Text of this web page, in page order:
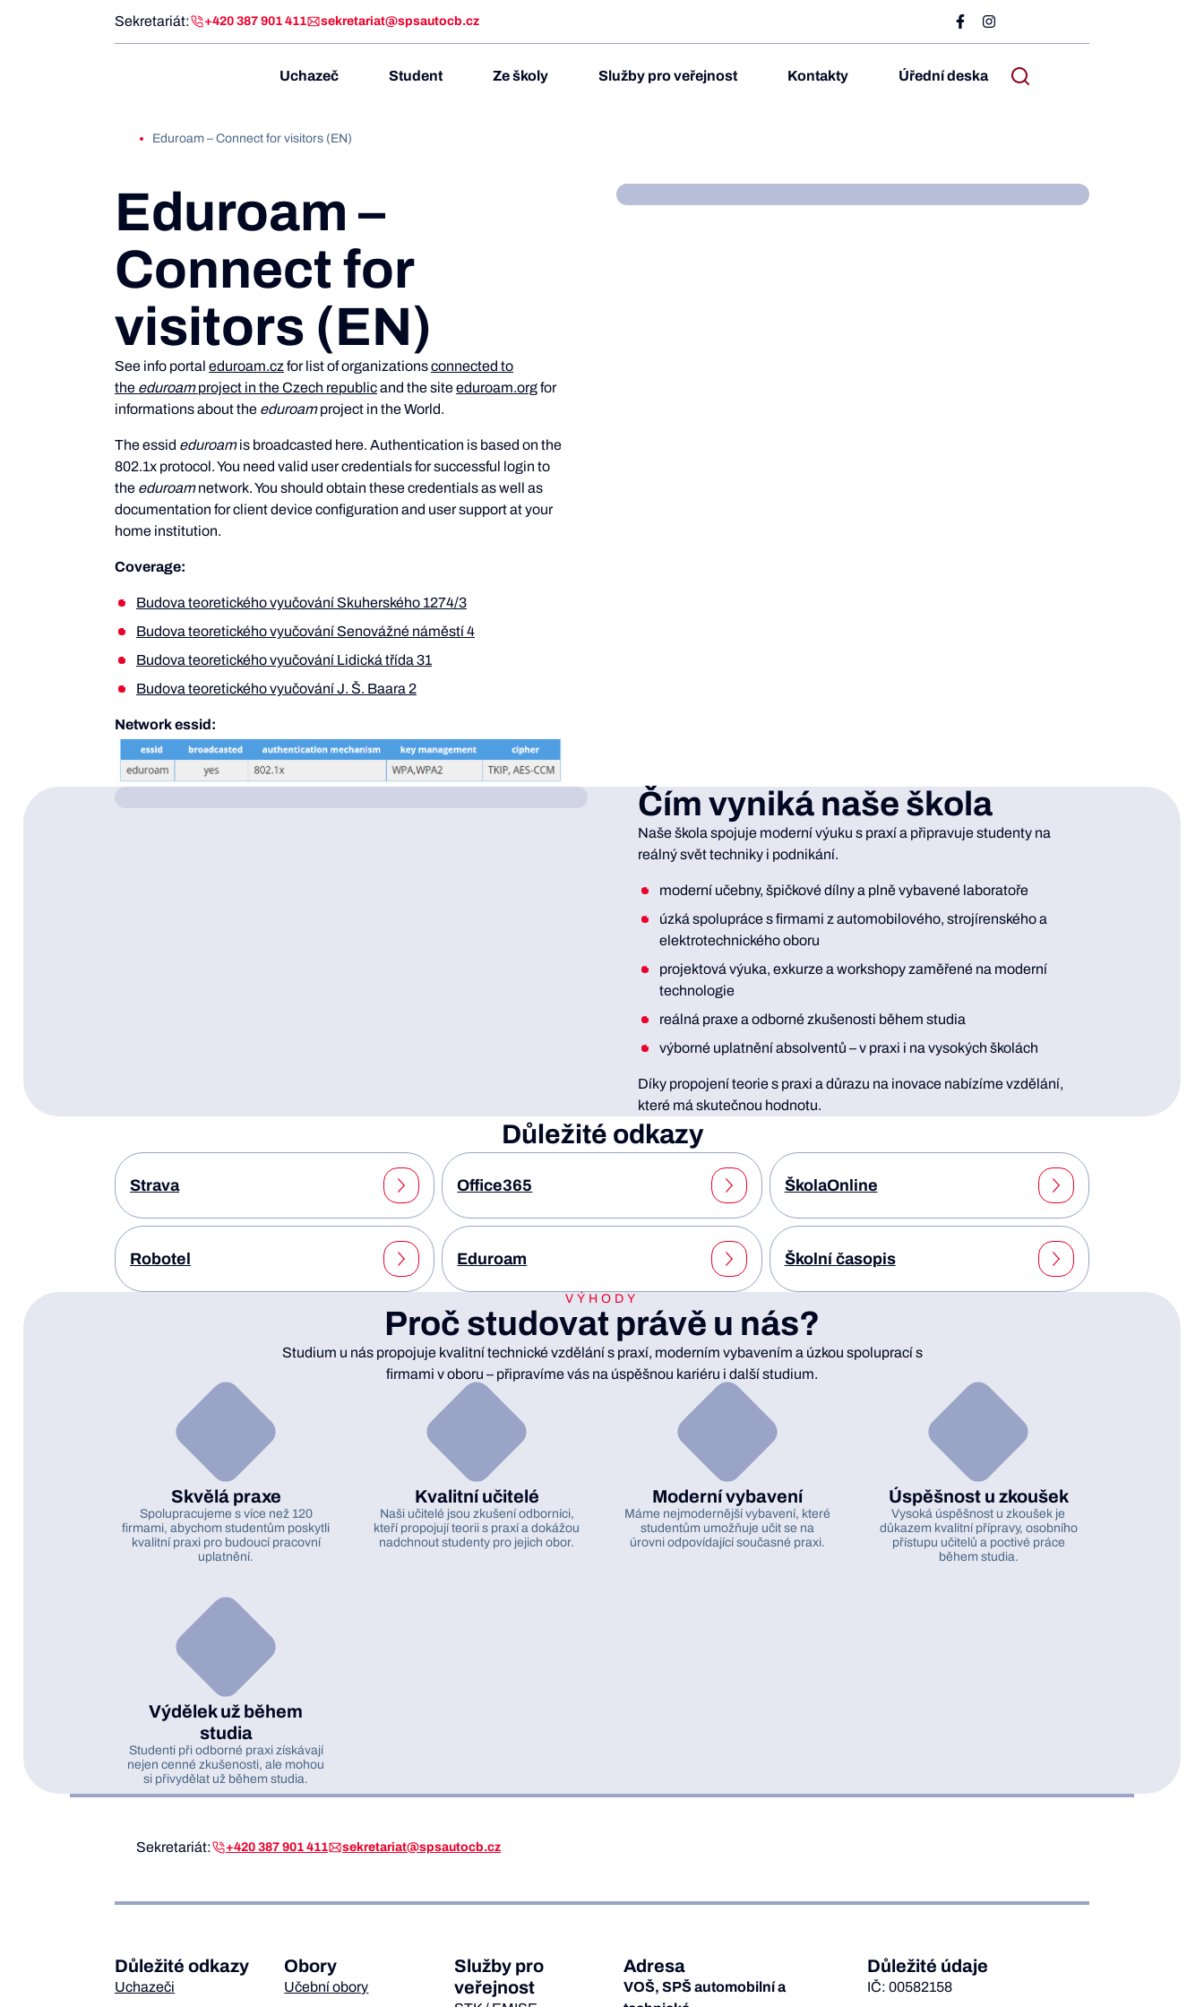
Sekretariát: +420 387 901 411 sekretariat@spsautocb.cz
Uchazeč Student Ze školy Služby pro veřejnost Kontakty Úřední deska
Eduroam – Connect for visitors (EN)
Eduroam –
Connect for
visitors (EN)
See info portal eduroam.cz for list of organizationsconnected to
the eduroamproject in the Czech republicand the siteeduroam.orgfor
informations about the eduroamproject in the World.
The essid eduroamis broadcasted here. Authentication is based on the
802.1x protocol. You need valid user credentials for successful login to
the eduroamnetwork. You should obtain these credentials as well as
documentation for client device configuration and user support at your
home institution.
Coverage:
Budova teoretického vyučování Skuherského 1274/3
Budova teoretického vyučování Senovážné náměstí 4
Budova teoretického vyučování Lidická třída 31
Budova teoretického vyučování J. Š. Baara 2
Network essid:
Čím vyniká naše škola
Naše škola spojuje moderní výuku s praxí a připravuje studenty na
reálný svět techniky i podnikání.
moderní učebny, špičkové dílny a plně vybavené laboratoře
úzká spolupráce s firmami z automobilového, strojírenského a
elektrotechnického oboru
projektová výuka, exkurze a workshopy zaměřené na moderní
technologie
reálná praxe a odborné zkušenosti během studia
výborné uplatnění absolventů – v praxi i na vysokých školách
Díky propojení teorie s praxi a důrazu na inovace nabízíme vzdělání,
které má skutečnou hodnotu.
Důležité odkazy
Strava Office365 ŠkolaOnline
Robotel Eduroam Školní časopis
VÝHODY
Proč studovat právě u nás?
Studium u nás propojuje kvalitní technické vzdělání s praxí, moderním vybavením a úzkou spoluprací s
firmami v oboru – připravíme vás na úspěšnou kariéru i další studium.
Skvělá praxe
Spolupracujeme s více než 120
firmami, abychom studentům poskytli
kvalitní praxi pro budoucí pracovní
uplatnění.
Kvalitní učitelé
Naši učitelé jsou zkušení odborníci,
kteří propojují teorii s praxí a dokážou
nadchnout studenty pro jejich obor.
Moderní vybavení
Máme nejmodernější vybavení, které
studentům umožňuje učit se na
úrovni odpovídající současné praxi.
Úspěšnost u zkoušek
Vysoká úspěšnost u zkoušek je
důkazem kvalitní přípravy, osobního
přístupu učitelů a poctivé práce
během studia.
Výdělek už během
studia
Studenti při odborné praxi získávají
nejen cenné zkušenosti, ale mohou
si přivydělat už během studia.
Sekretariát: +420 387 901 411 sekretariat@spsautocb.cz
Důležité odkazy
Uchazeči
Obory
Učební obory
Služby pro
veřejnost
Adresa
VOŠ, SPŠ automobilní a
Důležité údaje
IČ: 00582158